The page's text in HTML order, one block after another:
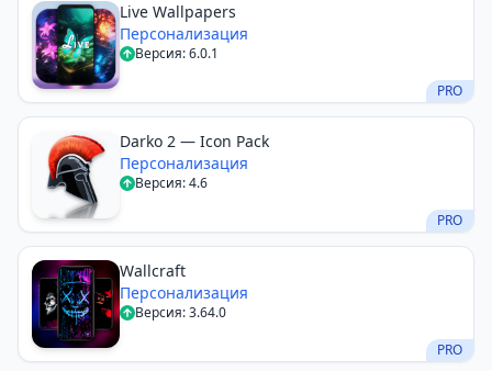
Live Wallpapers
Персонализация
Версия: 6.0.1
PRO
Darko 2 — Icon Pack
Персонализация
Версия: 4.6
PRO
Wallcraft
Персонализация
Версия: 3.64.0
PRO